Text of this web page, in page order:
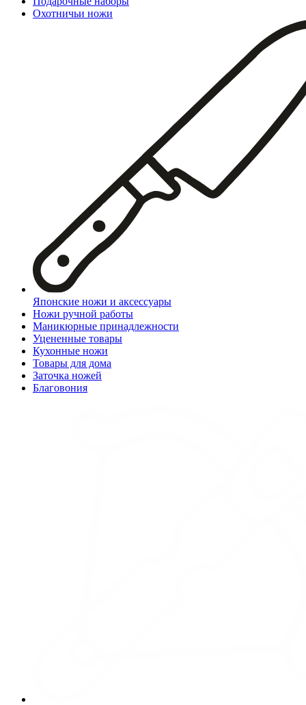
Охотничьи ножи
Японские ножи и аксессуары
Ножи ручной работы
Маникюрные принадлежности
Уцененные товары
Кухонные ножи
Товары для дома
Заточка ножей
Благовония